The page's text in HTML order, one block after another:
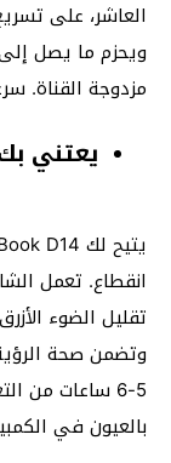
مزدوجة القناة.
يعتني
وتضمن صحة
5-6 ساعات من
بالعيون في